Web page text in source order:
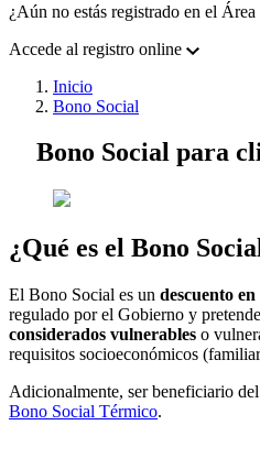
¿Aún no estás registrado en el
Accede al registro online
Inicio
Bono Social
Bono Social para
¿Qué es el Bono
El Bono Social es un descuento
regulado por el Gobierno y
considerados vulnerables o
requisitos socioeconómicos
Adicionalmente, ser beneficiario
Bono Social Térmico.